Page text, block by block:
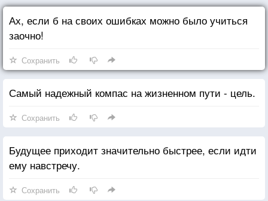
Ах, если б на своих ошибках можно было учиться
заочно!
Сохранить
Самый надежный компас на жизненном пути - цель.
Сохранить
Будущее приходит значительно быстрее, если идти
ему навстречу.
Сохранить